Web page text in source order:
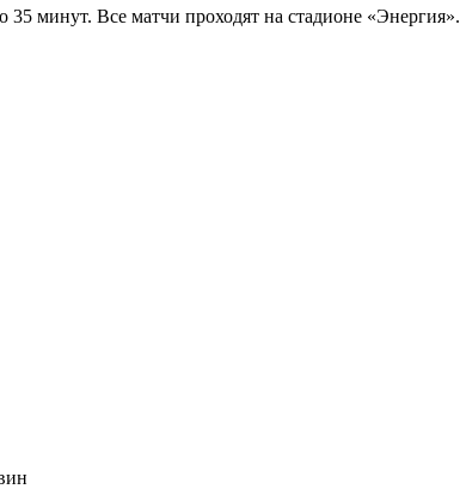
минут. Все матчи проходят на стадионе «Энергия».